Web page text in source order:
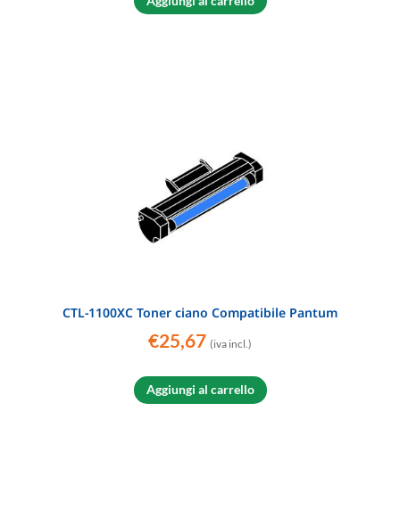
CTL-1100XC Toner ciano Compatibile Pantum
€25,67 (iva incl.)
Aggiungi al carrello